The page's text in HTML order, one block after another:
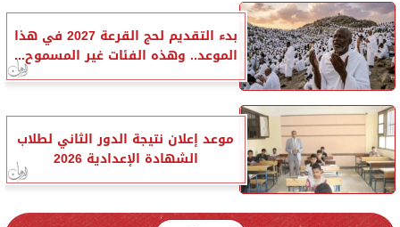
بدء التقديم لحج القرعة 2027 في هذا
الموعد.. وهذه الفئات غير المسموح...
موعد إعلان نتيجة الدور الثاني لطلاب
الشهادة الإعدادية 2026